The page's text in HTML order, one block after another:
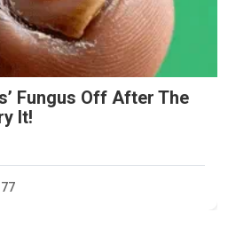
Fungus Off After The
It!